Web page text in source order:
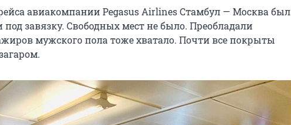
авиакомпанииPegasus Airlines Стамбул — Москва был
завязку. Свободных мест не было. Преобладали
мужского пола тоже хватало. Почти все покрыты